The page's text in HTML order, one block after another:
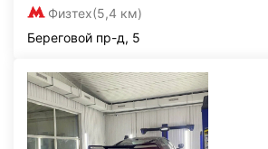
Физтех(5,4 км)
Береговой пр-д, 5